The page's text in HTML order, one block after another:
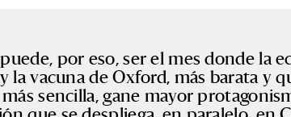
por eso, ser el mes donde la
la vacuna de Oxford, más barata y
sencilla, gane mayor